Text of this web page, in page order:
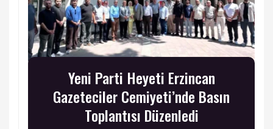
Yeni Parti Heyeti Erzincan
Gazeteciler Cemiyeti’nde Basın
Toplantısı Düzenledi